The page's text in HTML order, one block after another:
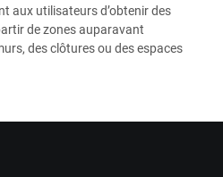
aux utilisateurs d’obtenir des
de zones auparavant
des clôtures ou des espaces